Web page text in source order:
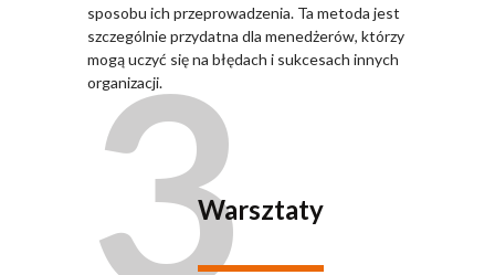
sposobu ich przeprowadzenia. Ta metoda jest
szczególnie przydatna dla menedżerów, którzy
mogą uczyć się na błędach i sukcesach innych
organizacji.
3Warsztaty